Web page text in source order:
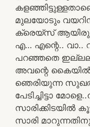
മുലയോടും
ക്രെയ്സ്
എ… എന്റെ.. വാ..
പറഞ്ഞതെ
അവന്റെ
ഞെരിയുന്ന
പേടിച്ചിട്ടാ
സാരിക്കിടയിൽ
സാരി